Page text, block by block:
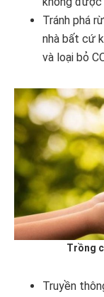
Tránh phá
nhà bất cứ
và loại bỏ
Trồng
Truyền